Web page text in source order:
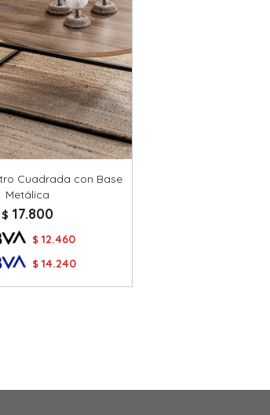
Cuadrada con Base
Metálica
$ 17.800
$ 12.460
$ 14.240